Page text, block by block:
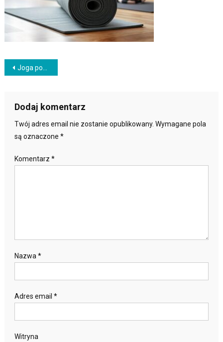
Nawigacja
Joga powięziowa: Co warto wiedzieć o korzyściach i technikach?
Dodaj komentarz
Twój adres email nie zostanie opublikowany. Wymagane pola
są oznaczone *
Komentarz *
Nazwa *
Adres email *
Witryna